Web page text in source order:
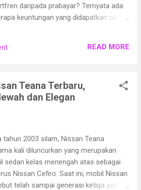
kesehatan lainnya yang lebih serius,
Kehamilan ektopik merupakan
pembuahan sel telur terjadi
d...
daripada prabayar? Ternyata ada
keuntungan yang didapatkan oleh
oleh pengguna prabayar
saja keuntungan yang akan
setelah memiliki kartu
diberikan oleh Smartfren? Yuk,
READ MORE
Teana Terbaru,
dan Elegan
tahun 2003 silam, Nissan Teana
kali diluncurkan yang merupakan
sedan kelas menengah atas sebagai
Nissan Cefiro. Saat ini, mobil Nissan
telah sampai generasi ketiga yang